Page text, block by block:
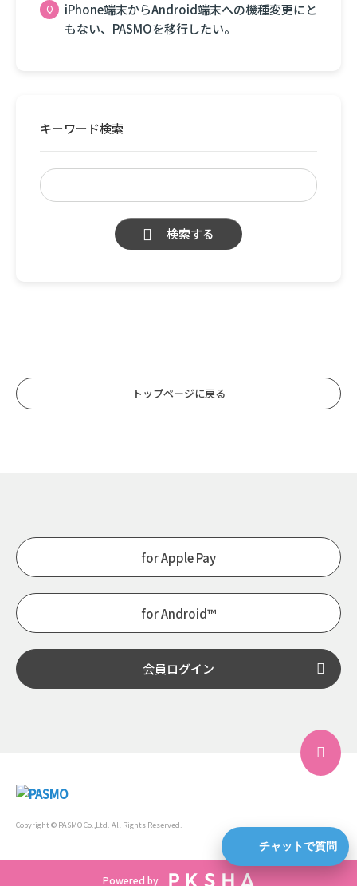
チャットで質問
iPhone端末からAndroid端末への機種変更にと
もない、PASMOを移行したい。
キーワード検索
検索する
トップページに戻る
for Apple Pay
for Android™
会員ログイン
Copyright © PASMO Co.,Ltd. All Rights Reserved.
Powered by